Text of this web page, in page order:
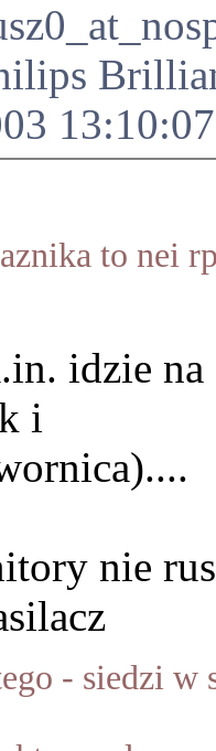
to nei
idzie
i
nie
- siedzi w